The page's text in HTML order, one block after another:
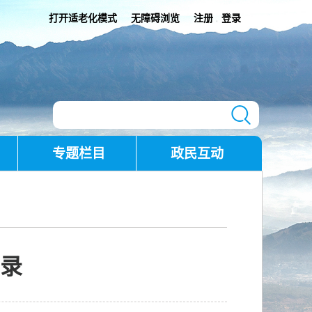
打开适老化模式 无障碍浏览 注册 登录
专题栏目 政民互动